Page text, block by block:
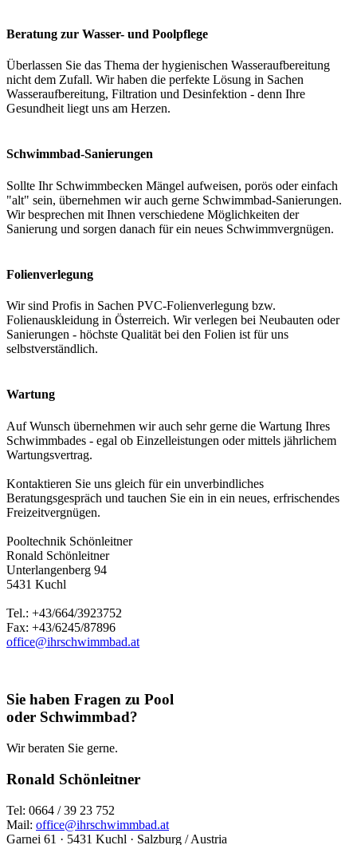
Beratung zur Wasser- und Poolpflege
Überlassen Sie das Thema der hygienischen Wasseraufbereitung
nicht dem Zufall. Wir haben die perfekte Lösung in Sachen
Wasseraufbereitung, Filtration und Desinfektion - denn Ihre
Gesundheit liegt uns am Herzen.
Schwimmbad-Sanierungen
Sollte Ihr Schwimmbecken Mängel aufweisen, porös oder einfach
"alt" sein, übernehmen wir auch gerne Schwimmbad-Sanierungen.
Wir besprechen mit Ihnen verschiedene Möglichkeiten der
Sanierung und sorgen danach für ein neues Schwimmvergnügen.
Folienverlegung
Wir sind Profis in Sachen PVC-Folienverlegung bzw.
Folienauskleidung in Österreich. Wir verlegen bei Neubauten oder
Sanierungen - höchste Qualität bei den Folien ist für uns
selbstverständlich.
Wartung
Auf Wunsch übernehmen wir auch sehr gerne die Wartung Ihres
Schwimmbades - egal ob Einzelleistungen oder mittels jährlichem
Wartungsvertrag.
Kontaktieren Sie uns gleich für ein unverbindliches
Beratungsgespräch und tauchen Sie ein in ein neues, erfrischendes
Freizeitvergnügen.
Pooltechnik Schönleitner
Ronald Schönleitner
Unterlangenberg 94
5431 Kuchl
Tel.: +43/664/3923752
Fax: +43/6245/87896
office@ihrschwimmbad.at
Sie haben Fragen zu Pool
oder Schwimmbad?
Wir beraten Sie gerne.
Ronald Schönleitner
Tel: 0664 / 39 23 752
Mail: office@ihrschwimmbad.at
Garnei 61 · 5431 Kuchl · Salzburg / Austria